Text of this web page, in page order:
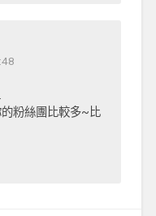
粉絲團比較多~比